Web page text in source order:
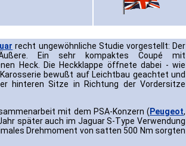
recht ungewöhnliche Studie vorgestellt: Der
Ein sehr kompaktes Coupé mit
Heck. Die Heckklappe öffnete dabei - wie
bewußt auf Leichtbau geachtet und
hinteren Sitze in Richtung der Vordersitze
mit dem PSA-Konzern ( Peugeot,
später auch im Jaguar S-Type Verwendung
Drehmoment von satten 500 Nm sorgten